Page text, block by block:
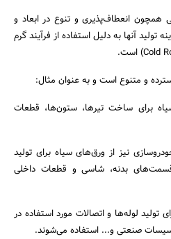
جستجو
همچون انعطاف‌پذیری و تنوع در ابعاد و
آنها به دلیل استفاده از فرآیند گرم
و متنوع است و به عنوان مثال:
برای ساخت تیرها، ستون‌ها، قطعات
نیز از ورق‌های سیاه برای تولید
بدنه، شاسی و قطعات داخلی
لوله‌ها و اتصالات مورد استفاده در
صنعتی و... استفاده می‌شوند.